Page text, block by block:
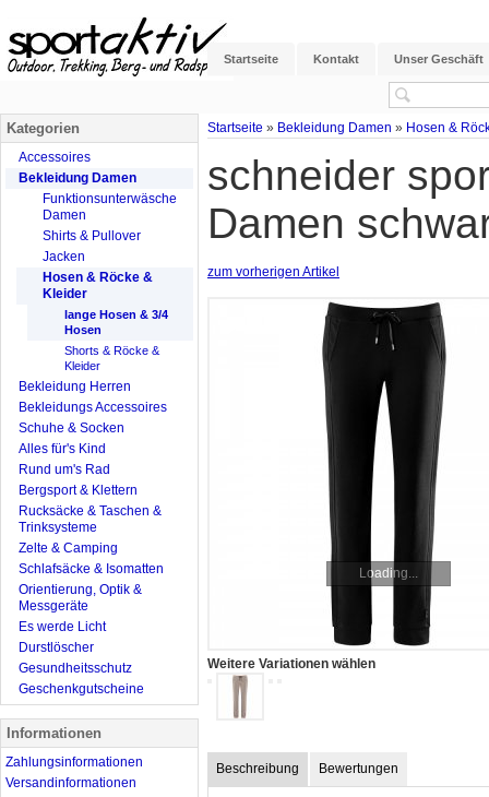
Startseite Kontakt Unser Geschäft
Startseite » Bekleidung Damen » Hosen &
schneider
Damen
zum vorherigen Artikel
Loading...
Weitere Variationen wählen
Beschreibung Bewertungen
Kategorien
Accessoires
Bekleidung Damen
Funktionsunterwäsche
Damen
Shirts & Pullover
Jacken
Hosen & Röcke &
Kleider
lange Hosen & 3/4
Hosen
Shorts & Röcke &
Kleider
Bekleidung Herren
Bekleidungs Accessoires
Schuhe & Socken
Alles für's Kind
Rund um's Rad
Bergsport & Klettern
Rucksäcke & Taschen &
Trinksysteme
Zelte & Camping
Schlafsäcke & Isomatten
Orientierung, Optik &
Messgeräte
Es werde Licht
Durstlöscher
Gesundheitsschutz
Geschenkgutscheine
Informationen
Zahlungsinformationen
Versandinformationen